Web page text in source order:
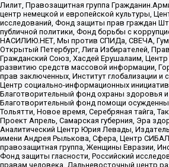
Лилит, Правозащитная группа
центр немецкой и европейской культуры,
исследований, Фонд защиты прав граждан
публичной политики, Фонд борьбы с
НАСИЛИЮ.НЕТ, Мы против СПИДа, СВЕЧА,
Открытый Петербург, Лига Избирателей,
Гражданский Союз, Хасдей Ерушалаим,
развитию средств массовой информации,
прав заключенных, Институт глобализации и
Центр социально-информационных
Благотворительный фонд охраны здоровья
Благотворительный фонд помощи
Тольятти, Новое время, Серебряная тайга,
Проект Апрель, Самарская губерния, Эра
Аналитический Центр Юрия Левады,
имени Андрея Рылькова, Сфера, Центр
правозащитная группа, Женщины Евразии,
Фонд защиты гласности, Российский
правам человека, Дальневосточный центр